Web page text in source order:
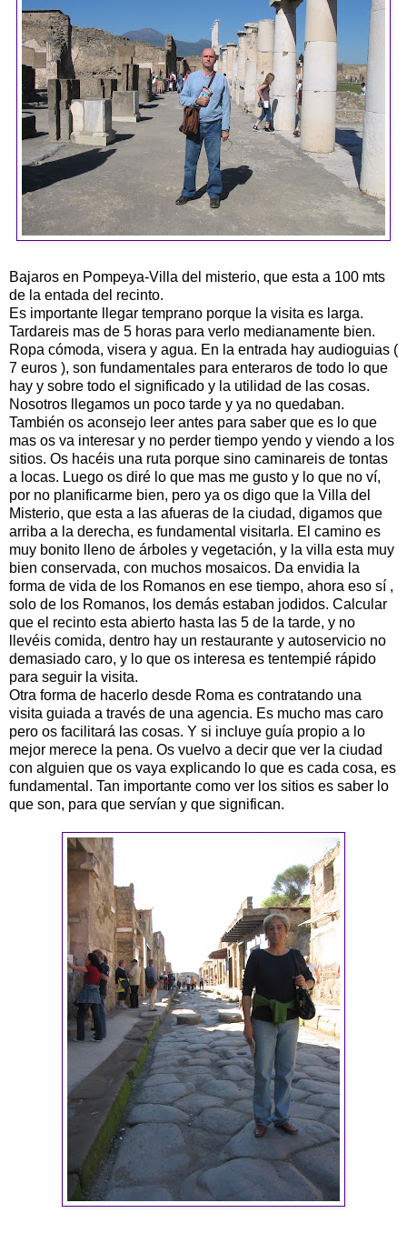
Bajaros en Pompeya-Villa del misterio, que esta a 100 mts
de la entada del recinto.
Es importante llegar temprano porque la visita es larga.
Tardareis mas de 5 horas para verlo medianamente bien.
Ropa cómoda, visera y agua. En la entrada hay audioguias (
7 euros ), son fundamentales para enteraros de todo lo que
hay y sobre todo el significado y la utilidad de las cosas.
Nosotros llegamos un poco tarde y ya no quedaban.
También os aconsejo leer antes para saber que es lo que
mas os va interesar y no perder tiempo yendo y viendo a los
sitios. Os hacéis una ruta porque sino caminareis de tontas
a locas. Luego os diré lo que mas me gusto y lo que no ví,
por no planificarme bien, pero ya os digo que la Villa del
Misterio, que esta a las afueras de la ciudad, digamos que
arriba a la derecha, es fundamental visitarla. El camino es
muy bonito lleno de árboles y vegetación, y la villa esta muy
bien conservada, con muchos mosaicos. Da envidia la
forma de vida de los Romanos en ese tiempo, ahora eso sí ,
solo de los Romanos, los demás estaban jodidos. Calcular
que el recinto esta abierto hasta las 5 de la tarde, y no
llevéis comida, dentro hay un restaurante y autoservicio no
demasiado caro, y lo que os interesa es tentempié rápido
para seguir la visita.
Otra forma de hacerlo desde Roma es contratando una
visita guiada a través de una agencia. Es mucho mas caro
pero os facilitará las cosas. Y si incluye guía propio a lo
mejor merece la pena. Os vuelvo a decir que ver la ciudad
con alguien que os vaya explicando lo que es cada cosa, es
fundamental. Tan importante como ver los sitios es saber lo
que son, para que servían y que significan.